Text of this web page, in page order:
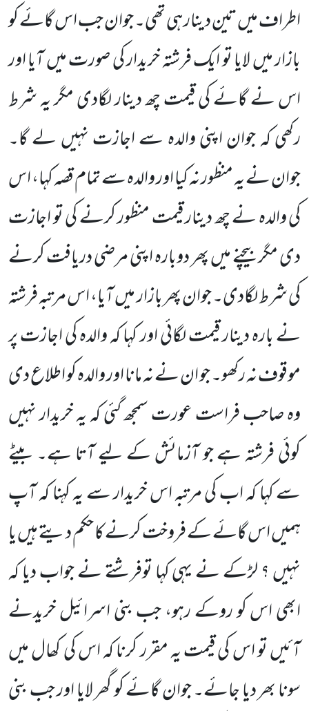
اطراف میں تین دینار ہی تھی۔ جوان جب اس گائے کو
بازار میں لایا تو ایک فرشتہ خریدار کی صورت میں آیا اور
اس نے گائے کی قیمت چھ دینار لگادی مگر یہ شرط
رکھی کہ جوان اپنی والدہ سے اجازت نہیں لے گا۔
جوان نے یہ منظور نہ کیا اور والدہ سے تمام قصہ کہا، اس
کی والدہ نے چھ دینار قیمت منظور کرنے کی تو اجازت
دی مگر بیچنے میں پھر دوبارہ اپنی مرضی دریافت کرنے
کی شرط لگادی۔ جوان پھر بازار میں آیا، اس مرتبہ فرشتہ
نے بارہ دینار قیمت لگائی اور کہا کہ والدہ کی اجازت پر
موقوف نہ رکھو۔ جو ان نے نہ مانا اور والدہ کو اطلاع دی
وہ صاحب فراست عورت سمجھ گئی کہ یہ خریدار نہیں
کوئی فرشتہ ہے جو آزمائش کے لیے آتا ہے۔ بیٹے
سے کہا کہ اب کی مرتبہ اس خریدار سے یہ کہنا کہ آپ
ہمیں اس گائے کے فروخت کرنے کا حکم دیتے ہیں یا
نہیں ؟ لڑکے نے یہی کہا توفرشتے نے جواب دیا کہ
ابھی اس کو روکے رہو، جب بنی اسرائیل خریدنے
آئیں تو اس کی قیمت یہ مقرر کرنا کہ اس کی کھال میں
سونا بھر دیا جائے۔ جوان گائے کو گھر لایا اور جب بنی